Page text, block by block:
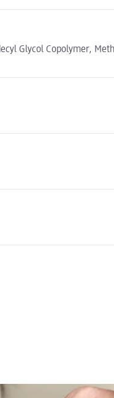
Glycol Copolymer,